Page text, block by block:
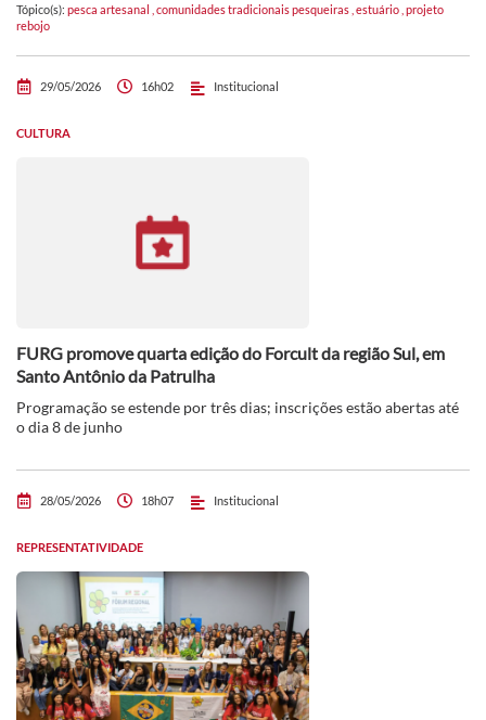
Tópico(s): pesca artesanal comunidades tradicionais pesqueiras estuário projeto
rebojo
29/05/2026 16h02 Institucional
CULTURA
FURG promove quarta edição do Forcult da região Sul, em
Santo Antônio da Patrulha
Programação se estende por três dias; inscrições estão abertas até
o dia 8 de junho
28/05/2026 18h07 Institucional
REPRESENTATIVIDADE